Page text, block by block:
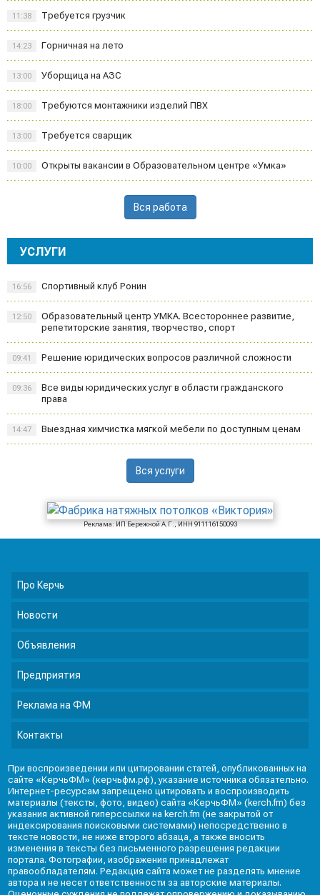
Требуется грузчик
11:38
Горничная на лето
14:23
Уборщица на АЗС
13:00
Требуются монтажники изделий ПВХ
18:00
Требуется сварщик
13:00
Открыты вакансии в Образовательном центре «Умка»
10:00
Вся работа
УСЛУГИ
Спортивный клуб Ронин
16:56
Образовательный центр УМКА. Всестороннее развитие,
репетиторские занятия, творчество, спорт
12:50
Решение юридических вопросов различной сложности
09:41
Все виды юридических услуг в области гражданского
права
09:36
Выездная химчистка мягкой мебели по доступным ценам
14:47
Вся услуги
Реклама: ИП Бережной А.Г., ИНН 911116150093
Про Керчь
Новости
Объявления
Предприятия
Реклама на ФМ
Контакты
При воспроизведении или цитировании статей, опубликованных на
сайте «КерчьФМ» (керчьфм.рф), указание источника обязательно.
Интернет-ресурсам запрещено цитировать и воспроизводить
материалы (тексты, фото, видео) сайта «КерчьФМ» (kerch.fm) без
указания активной гиперссылки на kerch.fm (не закрытой от
индексирования поисковыми системами) непосредственно в
тексте новости, не ниже второго абзаца, а также вносить
изменения в тексты без письменного разрешения редакции
портала. Фотографии, изображения принадлежат
правообладателям. Редакция сайта может не разделять мнение
автора и не несет ответственности за авторские материалы.